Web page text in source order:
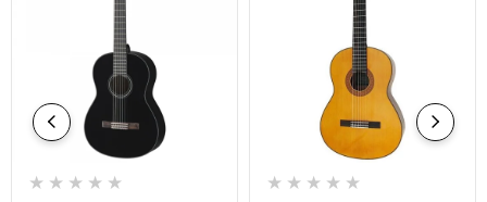
★ ★ ★ ★ ★ ★ ★ ★ ★ ★